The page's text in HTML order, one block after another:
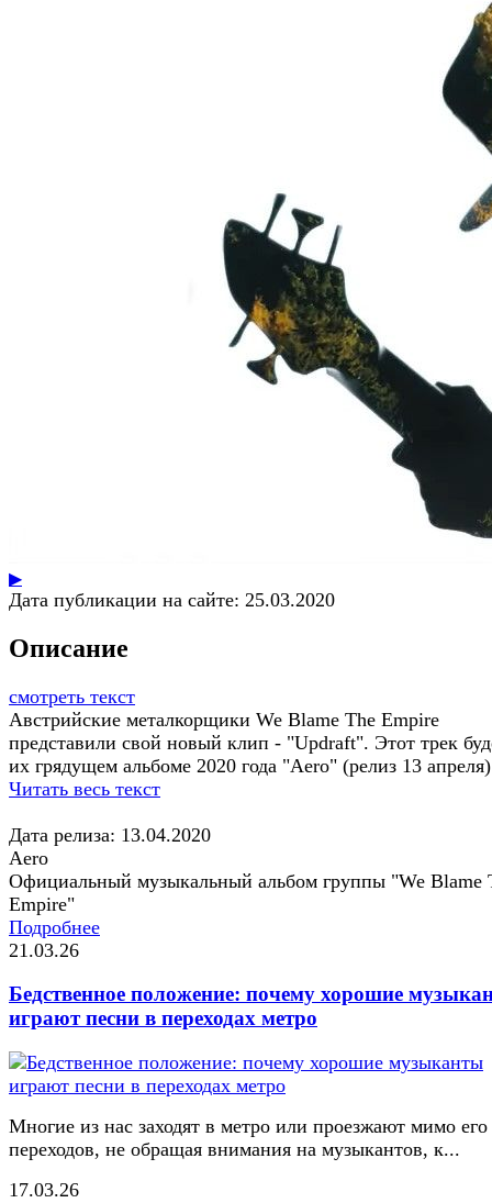
▶
Дата публикации на сайте: 25.03.2020
Описание
смотреть текст
Австрийские металкорщики We Blame The Empire
представили свой новый клип - "Updraft". Этот трек
их грядущем альбоме 2020 года "Aero" (релиз 13
Читать весь текст
Дата релиза: 13.04.2020
Aero
Официальный музыкальный альбом группы "We Blame
Empire"
Подробнее
21.03.26
Бедственное положение: почему хорошие
играют песни в переходах метро
Многие из нас заходят в метро или проезжают мимо его
переходов, не обращая внимания на музыкантов, к...
17.03.26